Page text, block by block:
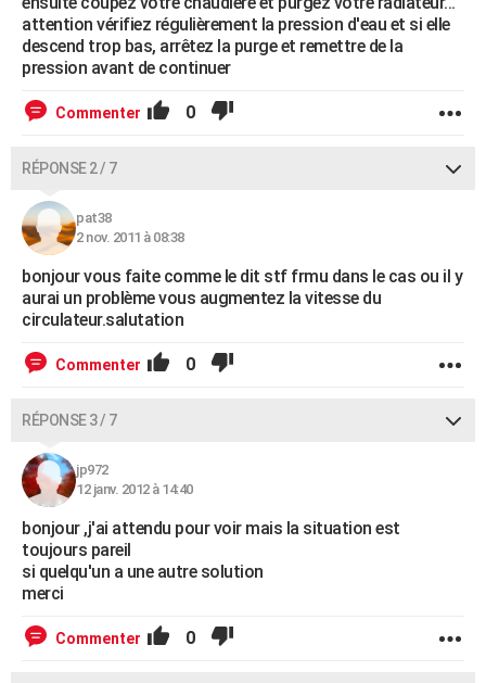
Bricolage
Lifestyle
Culture
Sport
Auto
Television
Voyage
Cinema
attention vérifiez régulièrement la pression d'eau et si elle
descend trop bas, arrêtez la purge et remettre de la
pression avant de continuer
Commenter 0
RÉPONSE 2 / 7
pat38
2 nov. 2011 à 08:38
bonjour vous faite comme le dit stf frmu dans le cas ou il y
aurai un problème vous augmentez la vitesse du
circulateur.salutation
Commenter 0
RÉPONSE 3 / 7
jp972
12 janv. 2012 à 14:40
bonjour ,j'ai attendu pour voir mais la situation est
toujours pareil
si quelqu'un a une autre solution
merci
Commenter 0